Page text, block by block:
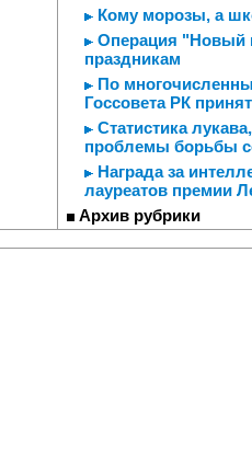
Кому морозы, а
Операция "Новый
праздникам
По
Госсовета РК
Статистика
проблемы борьбы
Награда за
лауреатов премии
Архив рубрики